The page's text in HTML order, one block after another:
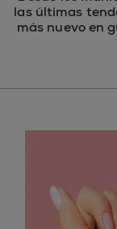
las últimas
más nuevo en